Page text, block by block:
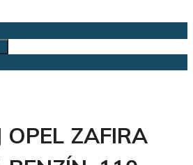
OPEL ZAFIRA